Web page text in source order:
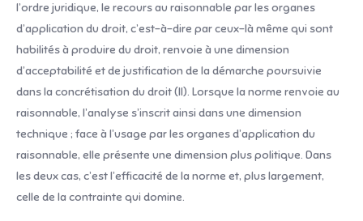
l’ordre juridique, le recours au raisonnable par les organes
d’application du droit, c’est-à-dire par ceux-là même qui sont
habilités à produire du droit, renvoie à une dimension
d’acceptabilité et de justification de la démarche poursuivie
dans la concrétisation du droit (II). Lorsque la norme renvoie au
raisonnable, l’analyse s’inscrit ainsi dans une dimension
technique ; face à l’usage par les organes d’application du
raisonnable, elle présente une dimension plus politique. Dans
les deux cas, c’est l’efficacité de la norme et, plus largement,
celle de la contrainte qui domine.